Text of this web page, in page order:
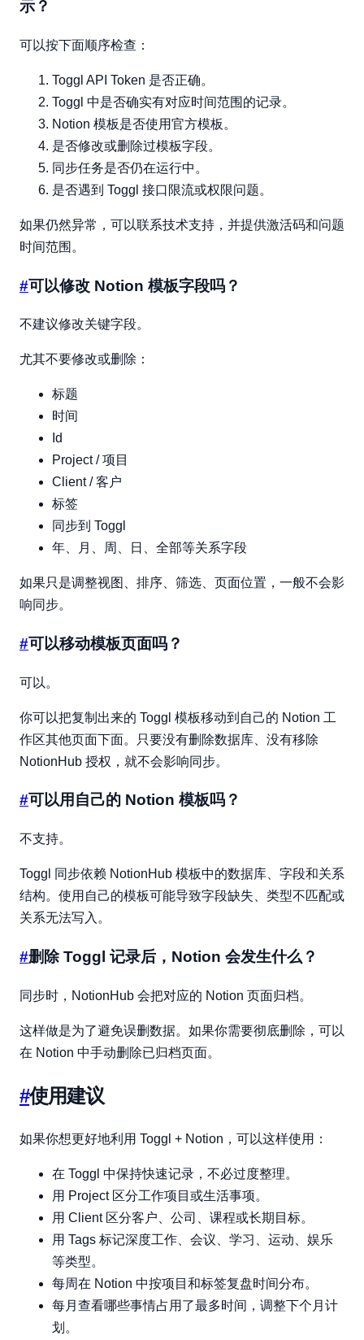
示？
可以按下面顺序检查：
Toggl API Token 是否正确。
Toggl 中是否确实有对应时间范围的记录。
Notion 模板是否使用官方模板。
是否修改或删除过模板字段。
同步任务是否仍在运行中。
是否遇到 Toggl 接口限流或权限问题。
如果仍然异常，可以联系技术支持，并提供激活码和问题
时间范围。
#可以修改 Notion 模板字段吗？
不建议修改关键字段。
尤其不要修改或删除：
标题
时间
Id
Project / 项目
Client / 客户
标签
同步到 Toggl
年、月、周、日、全部等关系字段
如果只是调整视图、排序、筛选、页面位置，一般不会影
响同步。
#可以移动模板页面吗？
可以。
你可以把复制出来的 Toggl 模板移动到自己的 Notion 工
作区其他页面下面。只要没有删除数据库、没有移除
NotionHub 授权，就不会影响同步。
#可以用自己的 Notion 模板吗？
不支持。
Toggl 同步依赖 NotionHub 模板中的数据库、字段和关系
结构。使用自己的模板可能导致字段缺失、类型不匹配或
关系无法写入。
#删除 Toggl 记录后，Notion 会发生什么？
同步时，NotionHub 会把对应的 Notion 页面归档。
这样做是为了避免误删数据。如果你需要彻底删除，可以
在 Notion 中手动删除已归档页面。
#使用建议
如果你想更好地利用 Toggl + Notion，可以这样使用：
在 Toggl 中保持快速记录，不必过度整理。
用 Project 区分工作项目或生活事项。
用 Client 区分客户、公司、课程或长期目标。
用 Tags 标记深度工作、会议、学习、运动、娱乐
等类型。
每周在 Notion 中按项目和标签复盘时间分布。
每月查看哪些事情占用了最多时间，调整下个月计
划。